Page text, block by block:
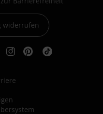
widerrufen